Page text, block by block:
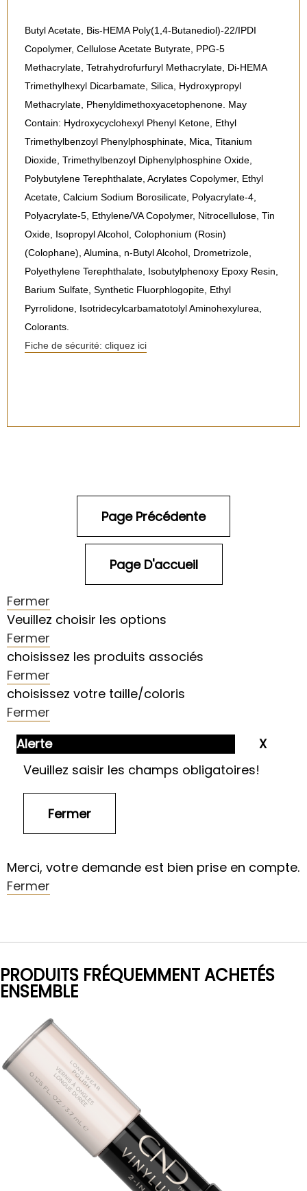
Butyl Acetate, Bis-HEMA Poly(1,4-Butanediol)-22/IPDI
Copolymer, Cellulose Acetate Butyrate, PPG-5
Methacrylate, Tetrahydrofurfuryl Methacrylate, Di-HEMA
Trimethylhexyl Dicarbamate, Silica, Hydroxypropyl
Methacrylate, Phenyldimethoxyacetophenone. May
Contain: Hydroxycyclohexyl Phenyl Ketone, Ethyl
Trimethylbenzoyl Phenylphosphinate, Mica, Titanium
Dioxide, Trimethylbenzoyl Diphenylphosphine Oxide,
Polybutylene Terephthalate, Acrylates Copolymer, Ethyl
Acetate, Calcium Sodium Borosilicate, Polyacrylate-4,
Polyacrylate-5, Ethylene/VA Copolymer, Nitrocellulose, Tin
Oxide, Isopropyl Alcohol, Colophonium (Rosin)
(Colophane), Alumina, n-Butyl Alcohol, Drometrizole,
Polyethylene Terephthalate, Isobutylphenoxy Epoxy Resin,
Barium Sulfate, Synthetic Fluorphlogopite, Ethyl
Pyrrolidone, Isotridecylcarbamatotolyl Aminohexylurea,
Colorants.
Fiche de sécurité: cliquez ici
Fermer
Veuillez choisir les options
Fermer
choisissez les produits associés
Fermer
choisissez votre taille/coloris
Fermer
Alerte
Veuillez saisir les champs obligatoires!
Merci, votre demande est bien prise en compte.
Fermer
PRODUITS FRÉQUEMMENT ACHETÉS
ENSEMBLE